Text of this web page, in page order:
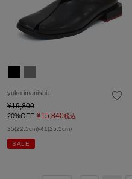
yuko imanishi+
¥19,800
20%OFF ¥15,840税込
35(22.5cm)-41(25.5cm)
SALE